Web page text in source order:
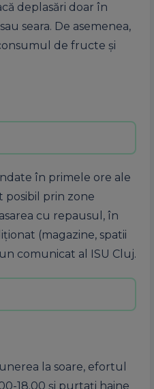
deplasări doar în
seara. De asemenea,
de fructe şi
în primele ore ale
posibil prin zone
cu repausul, în
(magazine, spatii
comunicat al ISU Cluj.
la soare, efortul
18.00 şi purtaţi haine